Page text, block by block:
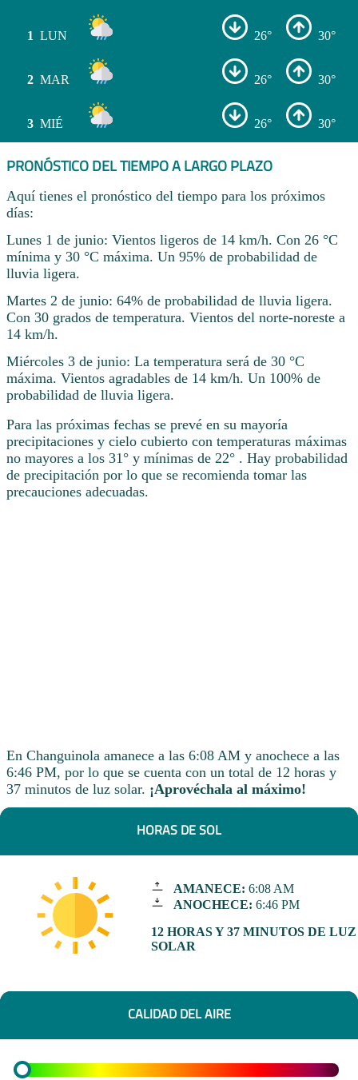
1 LUN 26° 30°
2 MAR 26° 30°
3 MIÉ 26° 30°
PRONÓSTICO DEL TIEMPO A LARGO PLAZO
Aquí tienes el pronóstico del tiempo para los próximos
días:
Lunes 1 de junio: Vientos ligeros de 14 km/h. Con 26 °C
mínima y 30 °C máxima. Un 95% de probabilidad de
lluvia ligera.
Martes 2 de junio: 64% de probabilidad de lluvia ligera.
Con 30 grados de temperatura. Vientos del norte-noreste a
14 km/h.
Miércoles 3 de junio: La temperatura será de 30 °C
máxima. Vientos agradables de 14 km/h. Un 100% de
probabilidad de lluvia ligera.
Para las próximas fechas se prevé en su mayoría
precipitaciones y cielo cubierto con temperaturas máximas
no mayores a los 31° y mínimas de 22° . Hay probabilidad
de precipitación por lo que se recomienda tomar las
precauciones adecuadas.
En Changuinola amanece a las 6:08 AM y anochece a las
6:46 PM, por lo que se cuenta con un total de 12 horas y
37 minutos de luz solar. ¡Aprovéchala al máximo!
HORAS DE SOL
AMANECE: 6:08 AM
ANOCHECE: 6:46 PM
12 HORAS Y 37 MINUTOS DE LUZ
SOLAR
CALIDAD DEL AIRE